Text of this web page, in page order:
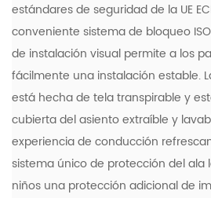
estándares de seguridad de la UE
conveniente sistema de bloqueo
de instalación visual permite a los
fácilmente una instalación estable.
está hecha de tela transpirable y
cubierta del asiento extraíble y
experiencia de conducción
sistema único de protección del ala
niños una protección adicional de